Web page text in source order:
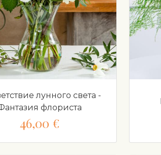
лунного света -
флориста
46,00 €